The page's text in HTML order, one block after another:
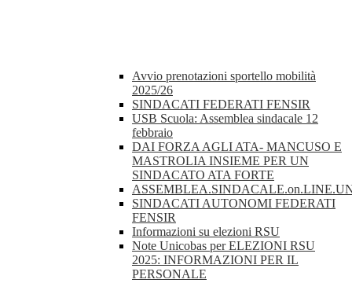
Avvio prenotazioni sportello mobilità
2025/26
SINDACATI FEDERATI FENSIR
USB Scuola: Assemblea sindacale 12
febbraio
DAI FORZA AGLI ATA- MANCUSO E
MASTROLIA INSIEME PER UN
SINDACATO ATA FORTE
SINDACATI AUTONOMI FEDERATI
FENSIR
Informazioni su elezioni RSU
Note Unicobas per ELEZIONI RSU
2025: INFORMAZIONI PER IL
PERSONALE